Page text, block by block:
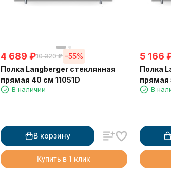
4 689 ₽10 320 ₽ -55%
Полка Langberger стеклянная
прямая 40 см 11051D
В наличии
В корзину
Купить в 1 клик
5 166
Полка
прямая
В